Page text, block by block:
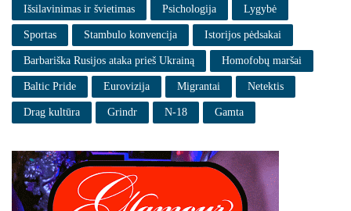
Išsilavinimas ir švietimas Psichologija Lygybė
Sportas Stambulo konvencija Istorijos pėdsakai
Barbariška Rusijos ataka prieš Ukrainą Homofobų maršai
Baltic Pride Eurovizija Migrantai Netektis
Drag kultūra Grindr N-18 Gamta